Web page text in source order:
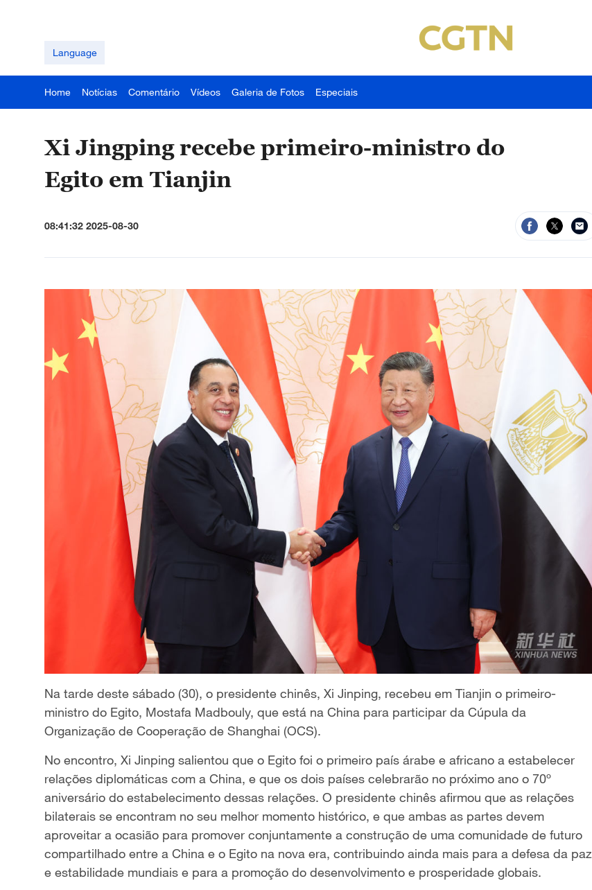
Language
Home Notícias Comentário Vídeos Galeria de Fotos Especiais
Xi Jingping recebe primeiro-ministro do
Egito em Tianjin
08:41:32 2025-08-30
Na tarde deste sábado (30), o presidente chinês, Xi Jinping, recebeu em Tianjin o primeiro-
ministro do Egito, Mostafa Madbouly, que está na China para participar da Cúpula da
Organização de Cooperação de Shanghai (OCS).
No encontro, Xi Jinping salientou que o Egito foi o primeiro país árabe e africano a estabelecer
relações diplomáticas com a China, e que os dois países celebrarão no próximo ano o 70º
aniversário do estabelecimento dessas relações. O presidente chinês afirmou que as relações
bilaterais se encontram no seu melhor momento histórico, e que ambas as partes devem
aproveitar a ocasião para promover conjuntamente a construção de uma comunidade de futuro
compartilhado entre a China e o Egito na nova era, contribuindo ainda mais para a defesa da paz
e estabilidade mundiais e para a promoção do desenvolvimento e prosperidade globais.